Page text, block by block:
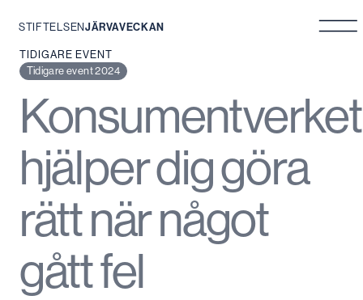
Hoppa
STIFTELSENJÄRVAVECKAN
TIDIGARE EVENT
Tidigare event 2024
Konsumentverket
hjälper dig göra
rätt när något
gått fel